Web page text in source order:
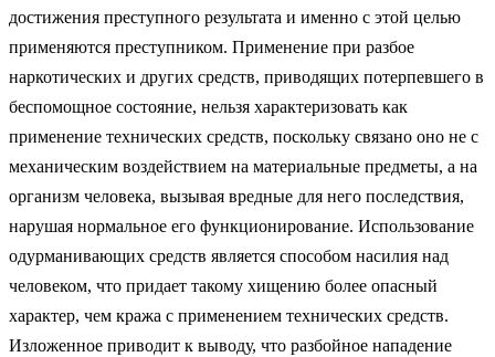
достижения преступного результата и именно с этой целью
применяются преступником. Применение при разбое
наркотических и других средств, приводящих потерпевшего в
беспомощное состояние, нельзя характеризовать как
применение технических средств, поскольку связано оно не с
механическим воздействием на материальные предметы, а на
организм человека, вызывая вредные для него последствия,
нарушая нормальное его функционирование. Использование
одурманивающих средств является способом насилия над
человеком, что придает такому хищению более опасный
характер, чем кража с применением технических средств.
Изложенное приводит к выводу, что разбойное нападение